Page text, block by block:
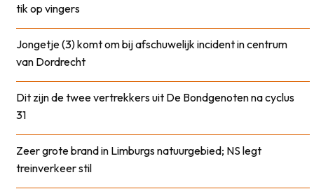
tik op vingers
Jongetje (3) komt om bij afschuwelijk incident in centrum
van Dordrecht
Dit zijn de twee vertrekkers uit De Bondgenoten na cyclus
31
Zeer grote brand in Limburgs natuurgebied; NS legt
treinverkeer stil